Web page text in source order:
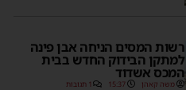
רשות המסים הניחה אבן פינה
למתקן הבידוק החדש בבית
המכס אשדוד
משה קאהן 15:37 1 תגובות